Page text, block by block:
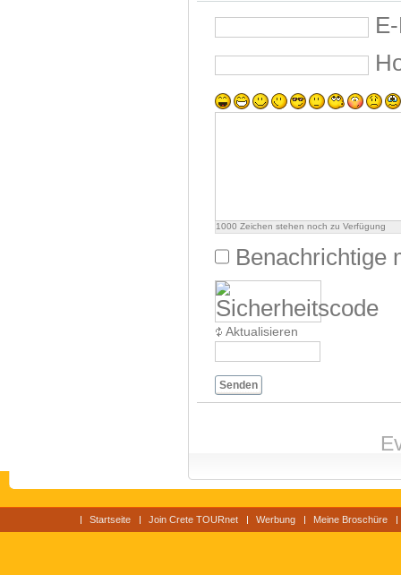
1000 Zeichen stehen noch zu Verfügung
Benachrichtige
Aktualisieren
Senden
Startseite Join Crete TOURnet Werbung Meine Broschüre